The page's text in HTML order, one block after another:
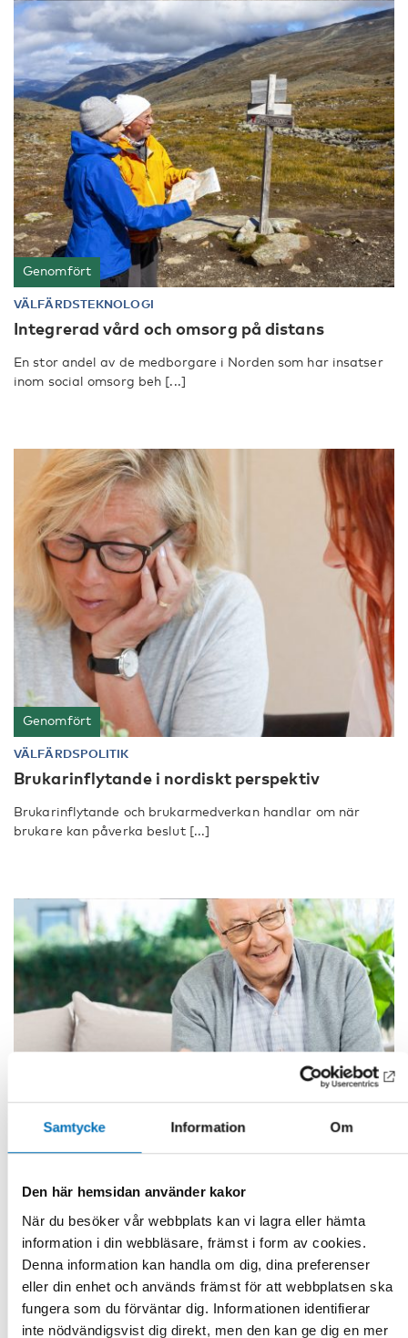
Samtycke Information Om
Den här hemsidan använder kakor
När du besöker vår webbplats kan vi lagra eller hämta
information i din webbläsare, främst i form av cookies.
Denna information kan handla om dig, dina preferenser
eller din enhet och används främst för att webbplatsen ska
fungera som du förväntar dig. Informationen identifierar
inte nödvändigsvist dig direkt, men den kan ge dig en mer
Genomfört
VÄLFÄRDSTEKNOLOGI
Integrerad vård och omsorg på distans
En stor andel av de medborgare i Norden som har insatser
inom social omsorg beh [...]
Genomfört
VÄLFÄRDSPOLITIK
Brukarinflytande i nordiskt perspektiv
Brukarinflytande och brukarmedverkan handlar om när
brukare kan påverka beslut [...]
Vård och omsorg på distans
Med en åldrande befolkning och avfolkade områden, så
kallade glesbygdsområde [...]